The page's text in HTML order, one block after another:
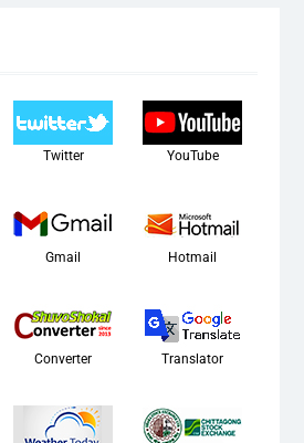
Twitter YouTube
Gmail Hotmail
Converter Translator